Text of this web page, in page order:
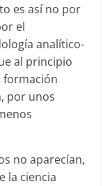
es así no por
el
analítico-
al principio
formación
por unos
no aparecían,
la ciencia